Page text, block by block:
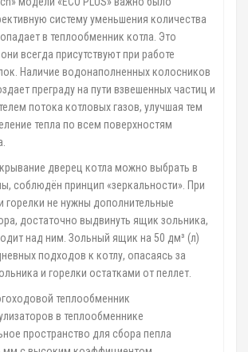
систему уменьшения количества
в теплообменник котла. Это
всегда присутствуют при работе
Наличие водонаполненных колосников
преграду на пути взвешенных частиц и
потока котловых газов, улучшая тем
тепла по всем поверхностям
дверец котла можно выбрать в
соблюдён принцип «зеркальности». При
горелки не нужны дополнительные
достаточно выдвинуть ящик зольника,
над ним. Зольный ящик на 50 дм³ (л)
подходов к котлу, опасаясь за
и горелки остатками от пеллет.
теплообменник
в теплообменнике
пространство для сбора пепла